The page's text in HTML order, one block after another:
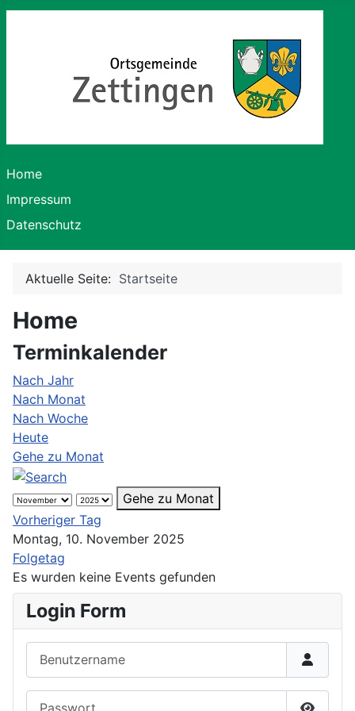
Home
Impressum
Datenschutz
Aktuelle Seite: Startseite
Home
Terminkalender
Nach Jahr
Nach Monat
Nach Woche
Heute
Gehe zu Monat
Gehe zu Monat
Vorheriger Tag
Montag, 10. November 2025
Folgetag
Es wurden keine Events gefunden
Login Form